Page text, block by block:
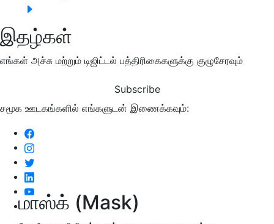
இதழ்கள்
எங்கள் அச்சு மற்றும் டிஜிட்டல் பத்திரிகைகளுக்கு குழுசேரவும்
Subscribe
சமூக ஊடகங்களில் எங்களுடன் இணைக்கவும்:
மாஸ்க் (Mask)